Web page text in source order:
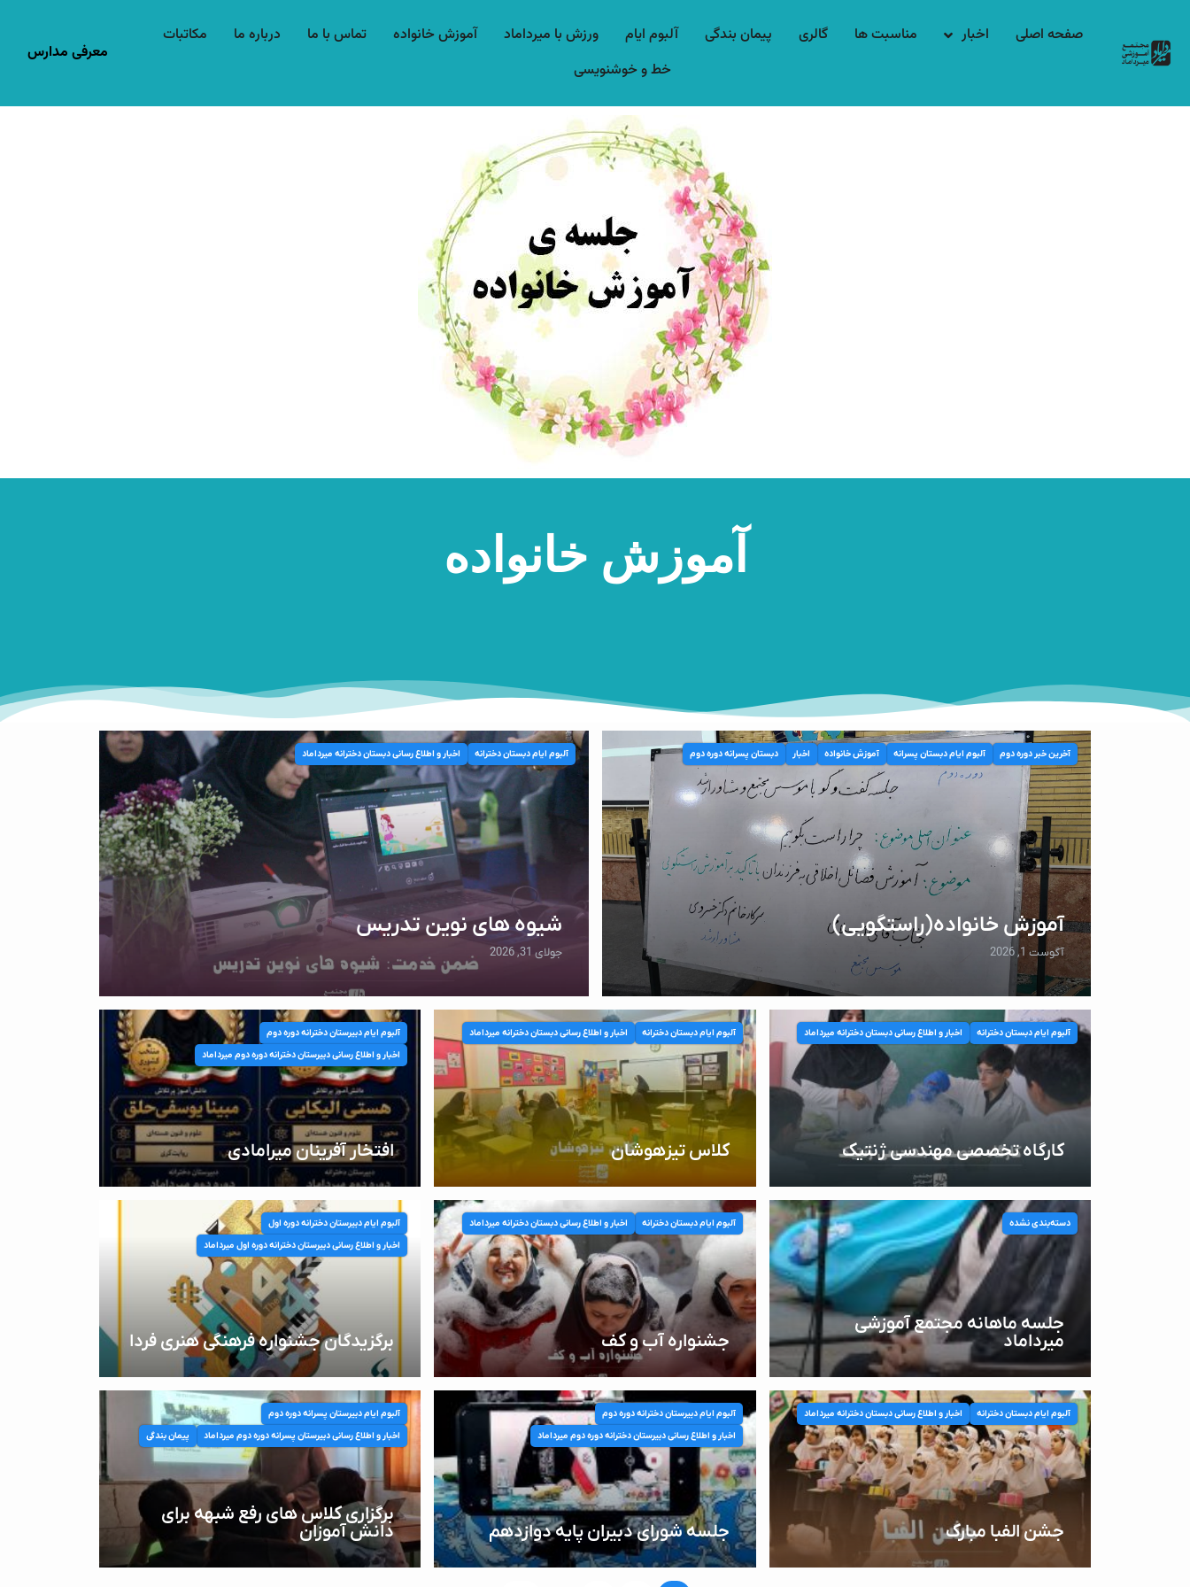
صفحه اصلی اخبار مناسبت ها گالری پیمان بندگی آلبوم ایام ورزش با میرداماد​ آموزش خانواده تماس با ما درباره ما
مکاتبات
خط و خوشنویسی
معرفی مدارس
آموزش خانواده
آموزش خانواده(راستگویی)
آگوست 1, 2026
آخرین خبر دوره دوم آلبوم ایام دبستان پسرانه آموزش خانواده اخبار دبستان پسرانه دوره دوم
شیوه های نوین تدریس
جولای 31, 2026
آلبوم ایام دبستان دخترانه اخبار و اطلاع رسانی دبستان دخترانه میرداماد
کارگاه تخصصی مهندسی ژنتیک
آلبوم ایام دبستان دخترانه اخبار و اطلاع رسانی دبستان دخترانه میرداماد
کلاس تیزهوشان
آلبوم ایام دبستان دخترانه اخبار و اطلاع رسانی دبستان دخترانه میرداماد
افتخار آفرینان میرامادی
آلبوم ایام دبیرستان دخترانه دوره دوم
اخبار و اطلاع رسانی دبیرستان دخترانه دوره دوم میرداماد
جلسه ماهانه مجتمع آموزشی
میرداماد
دسته‌بندی نشده
جشنواره آب و کف
آلبوم ایام دبستان دخترانه اخبار و اطلاع رسانی دبستان دخترانه میرداماد
برگزیدگان جشنواره فرهنگی هنری فردا
آلبوم ایام دبیرستان دخترانه دوره اول
اخبار و اطلاع رسانی دبیرستان دخترانه دوره اول میرداماد
جشن الفبا مبارک
آلبوم ایام دبستان دخترانه اخبار و اطلاع رسانی دبستان دخترانه میرداماد
جلسه شورای دبیران پایه دوازدهم
آلبوم ایام دبیرستان دخترانه دوره دوم
اخبار و اطلاع رسانی دبیرستان دخترانه دوره دوم میرداماد
برگزاری کلاس های رفع شبهه برای
دانش آموزان
آلبوم ایام دبیرستان پسرانه دوره دوم
اخبار و اطلاع رسانی دبیرستان پسرانه دوره دوم میرداماد
پیمان بندگی